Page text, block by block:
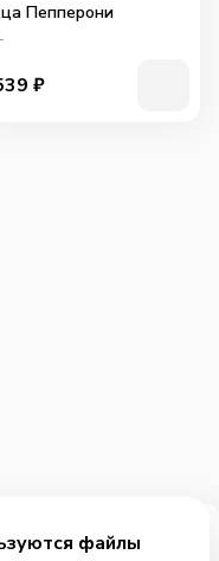
Пепперони
г
₽
файлы